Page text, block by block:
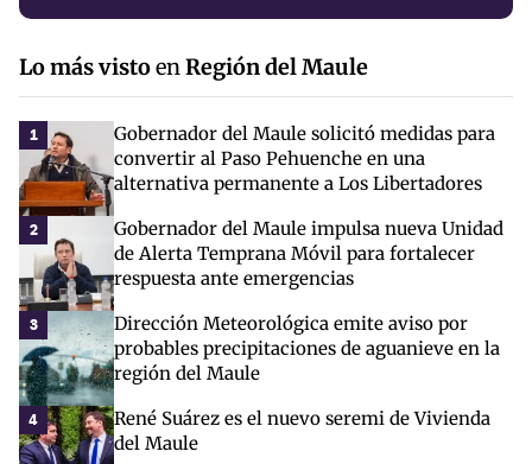
Lo más vistoenRegión del Maule
1
Gobernador del Maule solicitó medidas para
convertir al Paso Pehuenche en una
alternativa permanente a Los Libertadores
2
Gobernador del Maule impulsa nueva Unidad
de Alerta Temprana Móvil para fortalecer
respuesta ante emergencias
3
Dirección Meteorológica emite aviso por
probables precipitaciones de aguanieve en la
región del Maule
4
René Suárez es el nuevo seremi de Vivienda
del Maule